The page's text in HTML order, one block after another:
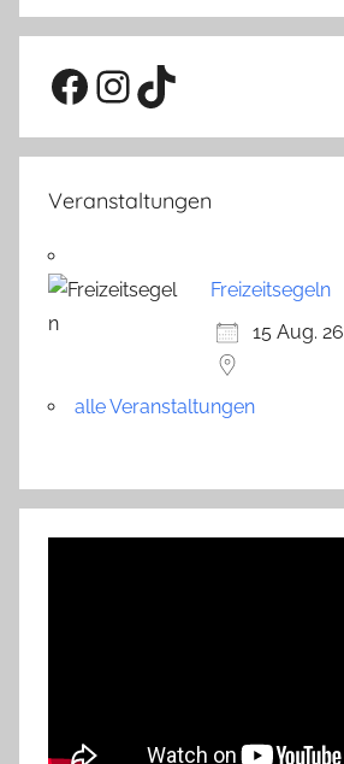
Facebook
Instagram
TikTok
Veranstaltungen
Freizeitsegeln
15 Aug. 26
alle Veranstaltungen